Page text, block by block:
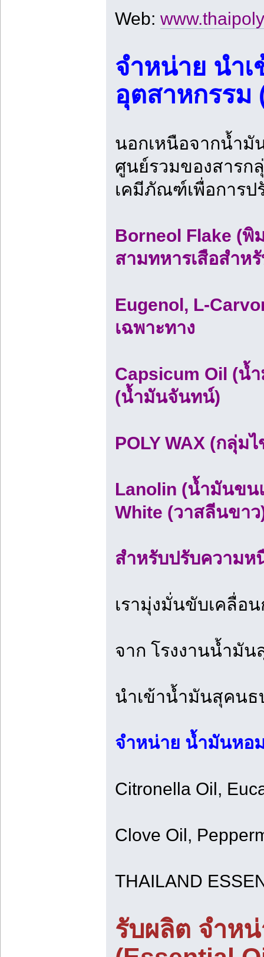
Web:
จำหน่าย นำ
อุตสาหกรรม
นอกเหนือจากน้ำมั
ศูนย์รวมของสารก
เคมีภัณฑ์เพื่อการป
Borneol Flake (พิ
สามทหารเสือสำห
Eugenol, L-
เฉพาะทาง
Capsicum Oil (น้
(น้ำมันจันทน์)
POLY WAX (กลุ่ม
Lanolin (น้ำมันขน
White (วาสลีนขาว
สำหรับปรับความ
เรามุ่งมั่นขับเคลื่
จาก โรงงานน้ำมั
นำเข้าน้ำมันสุคน
จำหน่าย น้ำมันหอ
Citronella Oil,
Clove Oil,
THAILAND
รับผลิต จำห